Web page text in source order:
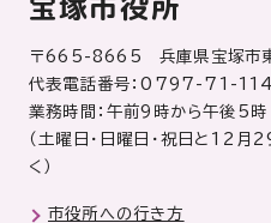
〒665-8665 兵庫県宝塚市
代表電話番号：0797-71-
業務時間：午前9時から午後5時
（土曜日・日曜日・祝日と12
く）
市役所への行き方